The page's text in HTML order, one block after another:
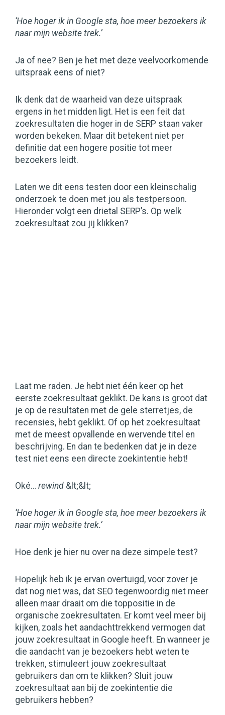
‘Hoe hoger ik in Google sta, hoe meer bezoekers ik
naar mijn website trek.’
Ja of nee? Ben je het met deze veelvoorkomende
uitspraak eens of niet?
Ik denk dat de waarheid van deze uitspraak
ergens in het midden ligt. Het is een feit dat
zoekresultaten die hoger in de SERP staan vaker
worden bekeken. Maar dit betekent niet per
definitie dat een hogere positie tot meer
bezoekers leidt.
Laten we dit eens testen door een kleinschalig
onderzoek te doen met jou als testpersoon.
Hieronder volgt een drietal SERP’s. Op welk
zoekresultaat zou jij klikken?
Laat me raden. Je hebt niet één keer op het
eerste zoekresultaat geklikt. De kans is groot dat
je op de resultaten met de gele sterretjes, de
recensies, hebt geklikt. Of op het zoekresultaat
met de meest opvallende en wervende titel en
beschrijving. En dan te bedenken dat je in deze
test niet eens een directe zoekintentie hebt!
Oké… rewind &lt;&lt;
‘Hoe hoger ik in Google sta, hoe meer bezoekers ik
naar mijn website trek.’
Hoe denk je hier nu over na deze simpele test?
Hopelijk heb ik je ervan overtuigd, voor zover je
dat nog niet was, dat SEO tegenwoordig niet meer
alleen maar draait om die toppositie in de
organische zoekresultaten. Er komt veel meer bij
kijken, zoals het aandachttrekkend vermogen dat
jouw zoekresultaat in Google heeft. En wanneer je
die aandacht van je bezoekers hebt weten te
trekken, stimuleert jouw zoekresultaat
gebruikers dan om te klikken? Sluit jouw
zoekresultaat aan bij de zoekintentie die
gebruikers hebben?